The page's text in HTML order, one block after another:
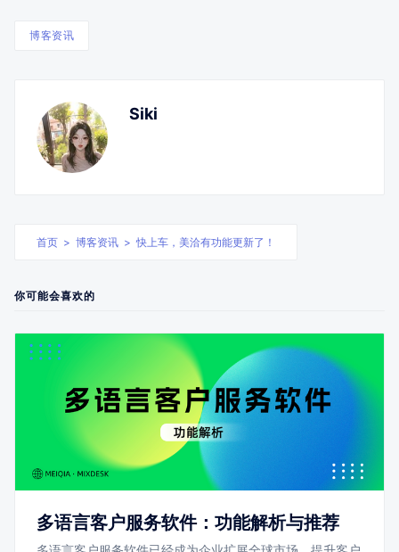
博客资讯
Siki
首页 > 博客资讯 > 快上车，美洽有功能更新了！
你可能会喜欢的
多语言客户服务软件：功能解析与推荐